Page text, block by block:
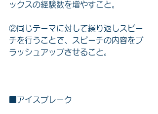
ックスの経験数を増やすこと。
②同じテーマに対して繰り返しスピー
チを行うことで、スピーチの内容をブ
ラッシュアップさせること。
■アイスブレーク